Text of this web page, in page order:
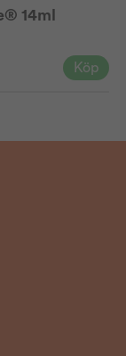
14ml
Köp